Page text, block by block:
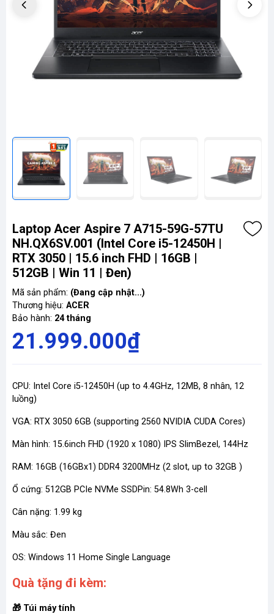
Laptop Acer Aspire 7 A715-59G-57TU
NH.QX6SV.001 (Intel Core i5-12450H |
RTX 3050 | 15.6 inch FHD | 16GB |
512GB | Win 11 | Đen)
Mã sản phẩm: (Đang cập nhật...)
Thương hiệu: ACER
Bảo hành: 24 tháng
21.999.000₫
CPU: Intel Core i5-12450H (up to 4.4GHz, 12MB, 8 nhân, 12
luồng)
VGA: RTX 3050 6GB (supporting 2560 NVIDIA CUDA Cores)
Màn hình: 15.6inch FHD (1920 x 1080) IPS SlimBezel, 144Hz
RAM: 16GB (16GBx1) DDR4 3200MHz (2 slot, up to 32GB )
Ổ cứng: 512GB PCIe NVMe SSDPin: 54.8Wh 3-cell
Cân nặng: 1.99 kg
Màu sắc: Đen
OS: Windows 11 Home Single Language
Quà tặng đi kèm:
🎁 Túi máy tính